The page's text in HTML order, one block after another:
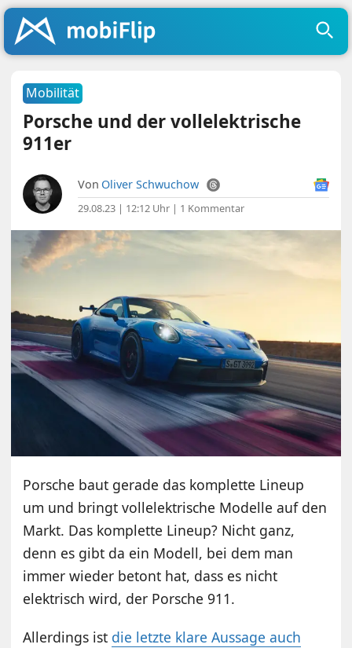
Mobilität
Porsche und der vollelektrische
911er
Von Oliver Schwuchow
29.08.23 | 12:12 Uhr | 1 Kommentar
Porsche baut gerade das komplette Lineup
um und bringt vollelektrische Modelle auf den
Markt. Das komplette Lineup? Nicht ganz,
denn es gibt da ein Modell, bei dem man
immer wieder betont hat, dass es nicht
elektrisch wird, der Porsche 911.
Allerdings ist die letzte klare Aussage auch